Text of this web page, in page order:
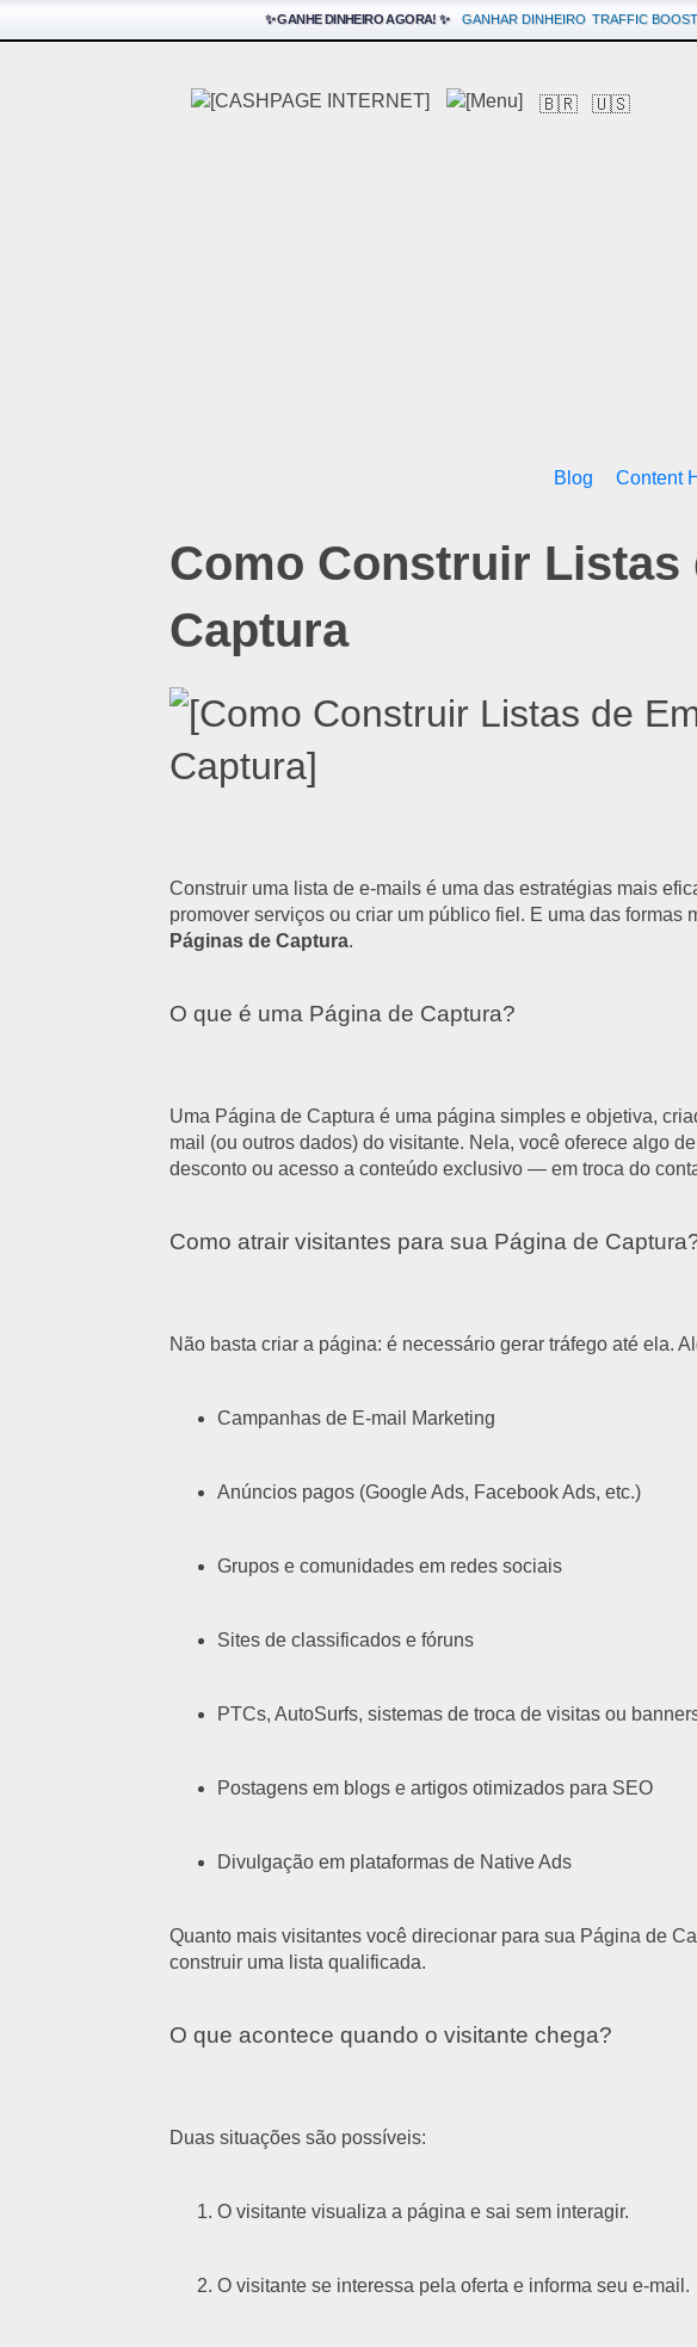
✨ GANHE DINHEIRO AGORA! ✨ GANHAR DINHEIRO TRAFFIC
🇧🇷 🇺🇸
Blog Content
Como Construir Listas
Captura
Construir uma lista de e-mails é uma das estratégias mais
promover serviços ou criar um público fiel. E uma das formas
Páginas de Captura.
O que é uma Página de Captura?
Uma Página de Captura é uma página simples e objetiva,
mail (ou outros dados) do visitante. Nela, você oferece algo
desconto ou acesso a conteúdo exclusivo — em troca do
Como atrair visitantes para sua Página de
Não basta criar a página: é necessário gerar tráfego até ela.
Campanhas de E-mail Marketing
Anúncios pagos (Google Ads, Facebook Ads, etc.)
Grupos e comunidades em redes sociais
Sites de classificados e fóruns
PTCs, AutoSurfs, sistemas de troca de visitas ou
Postagens em blogs e artigos otimizados para SEO
Divulgação em plataformas de Native Ads
Quanto mais visitantes você direcionar para sua Página de
construir uma lista qualificada.
O que acontece quando o visitante chega?
Duas situações são possíveis:
O visitante visualiza a página e sai sem interagir.
O visitante se interessa pela oferta e informa seu e-mail.